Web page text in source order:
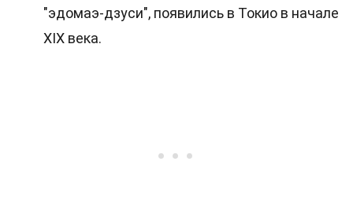
"эдомаэ-дзуси", появились в Токио в начале
XIX века.